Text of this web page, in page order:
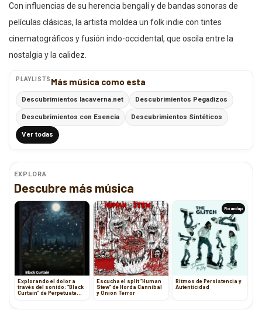
Con influencias de su herencia bengalí y de bandas sonoras de
películas clásicas, la artista moldea un folk indie con tintes
cinematográficos y fusión indo-occidental, que oscila entre la
nostalgia y la calidez.
PLAYLISTS Más música como esta
Descubrimientos lacaverna.net Descubrimientos Pegadizos
Descubrimientos con Esencia Descubrimientos Sintéticos
Ver todas
EXPLORA
Descubre más música
Explorando el dolor a
través del sonido: “Black
Curtain” de Perpetuate
Escucha el split “Human
Stew” de Horda Cannibal
y Onion Terror
Roundup
Ritmos de Persistencia y
Autenticidad